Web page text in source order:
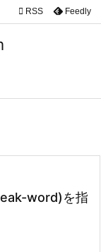


検索
 RSS Feedly
word)を指